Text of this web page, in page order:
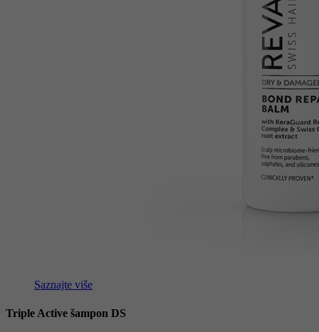
Saznajte više
Triple Active šampon DS